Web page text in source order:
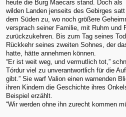
heute die Burg Maecars stand. Doch als
wilden Landen jenseits des Gebirges
dem Süden zu, wo noch größere
versprach seiner Familie, mit Ruhm und
zurückzukehren. Bis zum Tag seines
Rückkehr seines zweiten Sohnes, der
hatte, hätte annehmen können.
“Er ist weit weg, und vermutlich tot,”
Tórdur viel zu unverantwortlich für die
gibt.” Sie warf Valion einen warnenden
ihren Kindern die Geschichte ihres
Beispiel erzählt.
“Wir werden ohne ihn zurecht kommen